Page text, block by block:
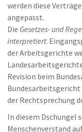
werden diese
angepasst.
Die Gesetzes- und
interpretiert.
der Arbeitsgerichte
Revision beim
der Rechtsprechung
In diesem Dschungel
Menschenverstand